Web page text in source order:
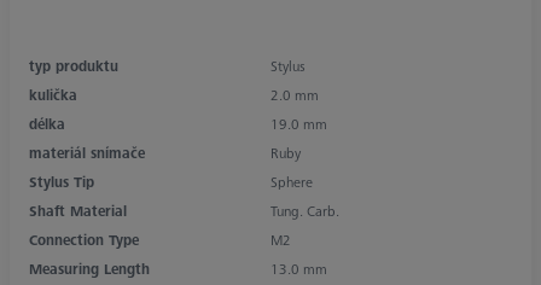
typ produktu
Stylus
kulička
2.0 mm
délka
19.0 mm
materiál snímače
Ruby
Stylus Tip
Sphere
Shaft Material
Tung. Carb.
Connection Type
M2
Measuring Length
13.0 mm